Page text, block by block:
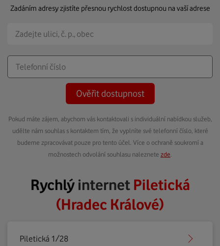
Zadáním adresy zjistíte přesnou rychlost dostupnou na vaší adrese
Ověřit dostupnost
Pokud máte zájem, abychom vás kontaktovali s individuální nabídkou služeb,
udělte nám souhlas s kontaktem tím, že vyplníte své telefonní číslo, které
budeme zpracovávat pouze pro tento účel. Více o ochraně soukromí a
možnostech odvolání souhlasu naleznete zde
Rychlýinternet Piletická
(Hradec Králové)
Piletická 1/28